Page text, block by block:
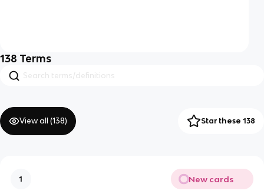
138 Terms
View all (138) Star these 138
1 New cards